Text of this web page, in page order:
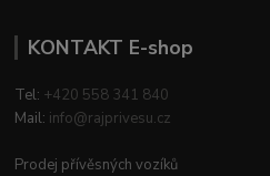
KONTAKT E-shop
Tel: +420 558 341 840
Mail: info@rajprivesu.cz
Prodej přívěsných vozíků